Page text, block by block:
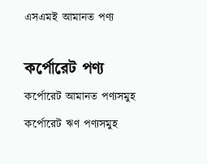
এসএমই আমানত পণ্য
কর্পোরেট পণ্য
কর্পোরেট আমানত পণ্যসমুহ
কর্পোরেট ঋণ পণ্যসমুহ